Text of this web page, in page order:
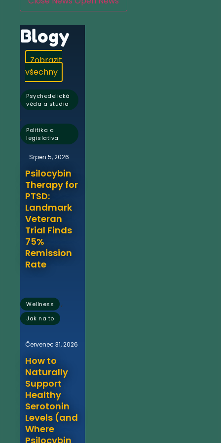
Blogy
Zobrazit
všechny
Psychedelická
věda a studia
,
Politika a
legislativa
Srpen 5, 2026
Psilocybin
Therapy for
PTSD:
Landmark
Veteran
Trial Finds
75%
Remission
Rate
Wellness ,
Jak na to
Červenec 31, 2026
How to
Naturally
Support
Healthy
Serotonin
Levels (and
Where
Psilocybin